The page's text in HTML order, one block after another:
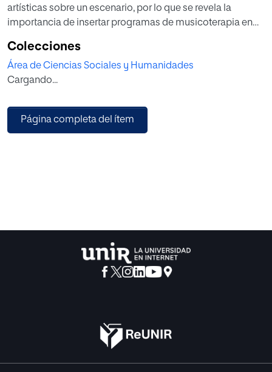
artísticas sobre un escenario, por lo que se revela la
importancia de insertar programas de musicoterapia en
gestionar y mejorar los síntomas procedentes de la
ansiedad escénica. Por medio de la musicoterapia
combinada con terapia cognitivo- conductual se ofrecen
ideas a la comunidad científica y a los musicoterapeutas
interesados en ayudar a este tipo de usuarios. Para ello, se
Colecciones
Área de Ciencias Sociales y Humanidades
Cargando...
Página completa del ítem